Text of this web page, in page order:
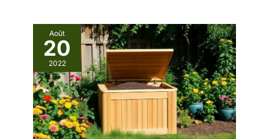
Août
20
2022